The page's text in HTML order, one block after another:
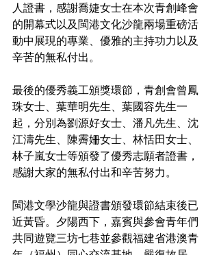
人證書，感謝喬婕女士在本次青創峰會
的開幕式以及閩港文化沙龍兩場重磅活
動中展現的專業、優雅的主持功力以及
辛苦的無私付出。
最後的優秀義工頒獎環節，青創會曾鳳
珠女士、葉華明先生、葉國容先生一
起，分別為劉源好女士、潘凡先生、沈
江濤先生、陳霽姍女士、林恬田女士、
林子嵐女士等頒發了優秀志願者證書，
感謝大家的無私付出和辛苦努力。
閩港文學沙龍與證書頒發環節結束後已
近黃昏。夕陽西下，嘉賓與參會青年們
共同遊覽三坊七巷並參觀福建省港澳青